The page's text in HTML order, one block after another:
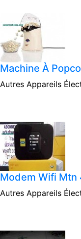
Machine À
Autres Appareils
Modem Wifi Mtn
Autres Appareils